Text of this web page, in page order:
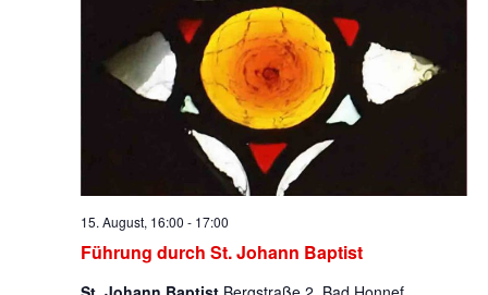
Führung durch St. Johann Baptist
15. August, 16:00 - 17:00